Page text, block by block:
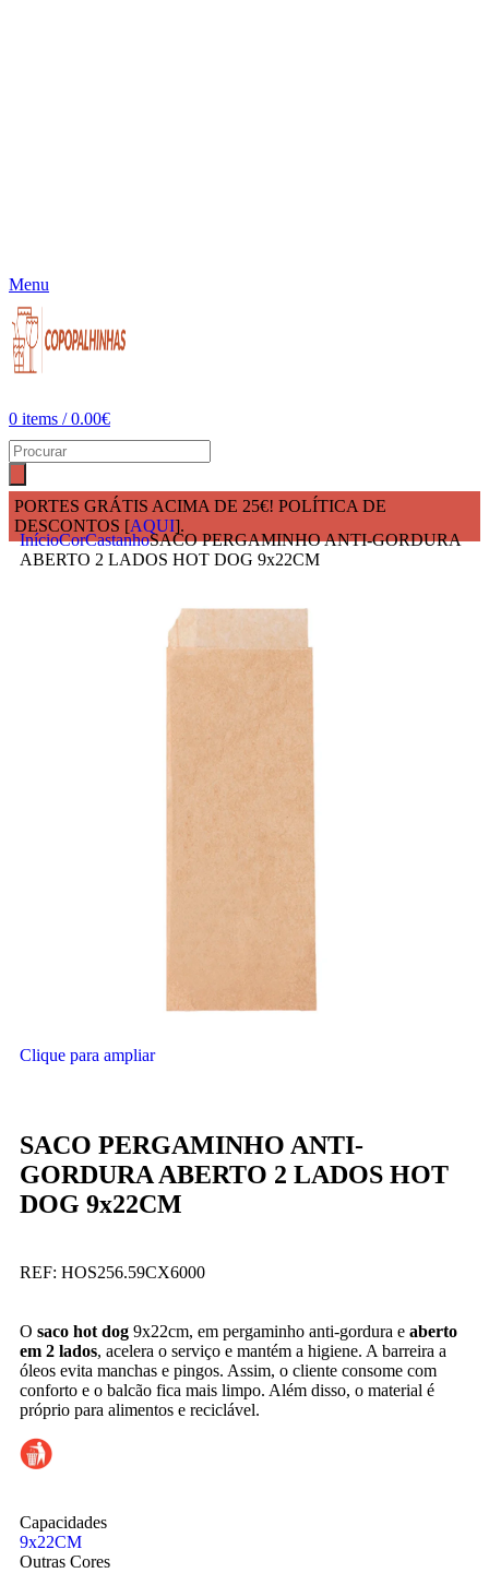
Menu
0 items / 0.00€
PORTES GRÁTIS ACIMA DE 25€! POLÍTICA DE
DESCONTOS [AQUI].
InícioCorCastanhoSACO PERGAMINHO ANTI-GORDURA
ABERTO 2 LADOS HOT DOG 9x22CM
Clique para ampliar
SACO PERGAMINHO ANTI-
GORDURA ABERTO 2 LADOS HOT
DOG 9x22CM
REF: HOS256.59CX6000
O saco hot dog 9x22cm, em pergaminho anti-gordura e aberto
em 2 lados, acelera o serviço e mantém a higiene. A barreira a
óleos evita manchas e pingos. Assim, o cliente consome com
conforto e o balcão fica mais limpo. Além disso, o material é
próprio para alimentos e reciclável.
Capacidades
9x22CM
Outras Cores